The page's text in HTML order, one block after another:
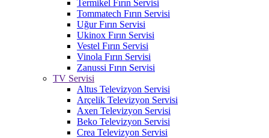
Termikel Fırın Servisi
Tommatech Fırın Servisi
Uğur Fırın Servisi
Ukinox Fırın Servisi
Vestel Fırın Servisi
Vinola Fırın Servisi
Zanussi Fırın Servisi
TV Servisi
Altus Televizyon Servisi
Arçelik Televizyon Servisi
Axen Televizyon Servisi
Beko Televizyon Servisi
Crea Televizyon Servisi